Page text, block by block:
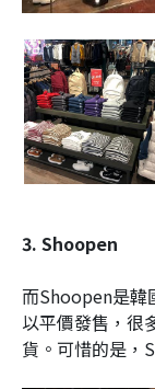
3. Shoopen
而Shoopen是韓
以平價發售，很
貨。可惜的是，